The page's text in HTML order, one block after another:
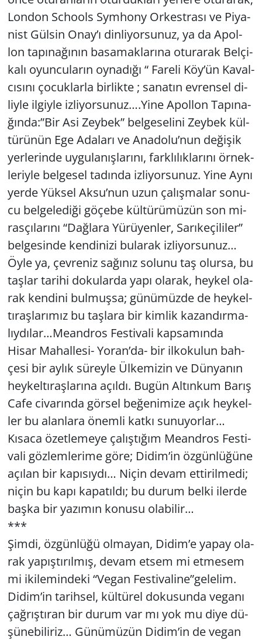
Lon­don Sc­ho­ols Sym­hony Or­kest­ra­sı ve Pi­ya­
nist Gül­sin Onay’ı din­li­yor­su­nuz, ya da Apol­
lon ta­pı­na­ğı­nın ba­sa­mak­la­rı­na otu­ra­rak Bel­çi­
ka­lı oyun­cu­la­rın oy­na­dı­ğı “ Fa­re­li Köy’ün Ka­val­
cı­sı­nı ço­cuk­lar­la bir­lik­te ; sa­na­tın ev­ren­sel di­
liy­le il­giy­le iz­li­yor­su­nuz….Yine Apol­lon Ta­pı­na­
ğın­da:”Bir Asi Zey­bek” bel­ge­se­li­ni Zey­bek kül­
tü­rü­nün Ege Ada­la­rı ve Ana­do­lu’nun de­ği­şik
yer­le­rin­de uy­gu­la­nış­la­rı­nı, fark­lı­lık­la­rı­nı ör­nek­
le­riy­le bel­ge­sel ta­dın­da iz­li­yor­su­nuz. Yine Aynı
yerde Yük­sel Aksu’nun uzun ça­lış­ma­lar so­nu­
cu bel­ge­le­di­ği gö­çe­be kül­tü­rü­mü­zün son mi­
ras­çı­la­rı­nı “Dağ­la­ra Yü­rü­yen­ler, Sa­rı­ke­çi­li­ler”
bel­ge­sin­de ken­di­ni­zi bu­la­rak iz­li­yor­su­nuz…
Öyle ya, çev­re­niz sa­ğı­nız so­lu­nu taş olur­sa, bu
taş­lar ta­ri­hi do­ku­lar­da yapı ola­rak, hey­kel ola­
rak ken­di­ni bul­muş­sa; gü­nü­müz­de de hey­kel­
tı­raş­la­rı­mız bu taş­la­ra bir kim­lik ka­zan­dır­ma­
lıy­dı­lar…Me­and­ros Fes­ti­va­li kap­sa­mın­da
Hisar Ma­hal­le­si- Yoran’da- bir il­ko­ku­lun bah­
çe­si bir aylık sü­rey­le Ül­ke­mi­zin ve Dün­ya­nın
hey­kel­tı­raş­la­rı­na açıl­dı. Bugün Al­tın­kum Barış
Cafe ci­va­rın­da gör­sel be­ğe­ni­mi­ze açık hey­kel­
ler bu alan­la­ra önem­li katkı su­nu­yor­lar…
Kı­sa­ca özet­le­me­ye ça­lış­tı­ğım Me­and­ros Fes­ti­
va­li göz­lem­le­ri­me göre; Didim’in öz­gün­lü­ğü­ne
açı­lan bir ka­pı­sıy­dı… Niçin devam et­ti­ril­me­di;
niçin bu kapı ka­pa­tıl­dı; bu durum belki iler­de
başka bir ya­zı­mın ko­nu­su ola­bi­lir…
***
Şimdi, öz­gün­lü­ğü ol­ma­yan, Didim’e yapay ola­
rak ya­pış­tı­rıl­mış, devam etsem mi et­me­sem
mi iki­le­min­de­ki “Vegan Fes­ti­va­li­ne”ge­le­lim.
Didim’in ta­rih­sel, kül­tü­rel do­ku­sun­da ve­ga­nı
çağ­rış­tı­ran bir durum var mı yok mu diye dü­
şü­ne­bi­li­riz… Gü­nü­mü­zün Didim’in de vegan